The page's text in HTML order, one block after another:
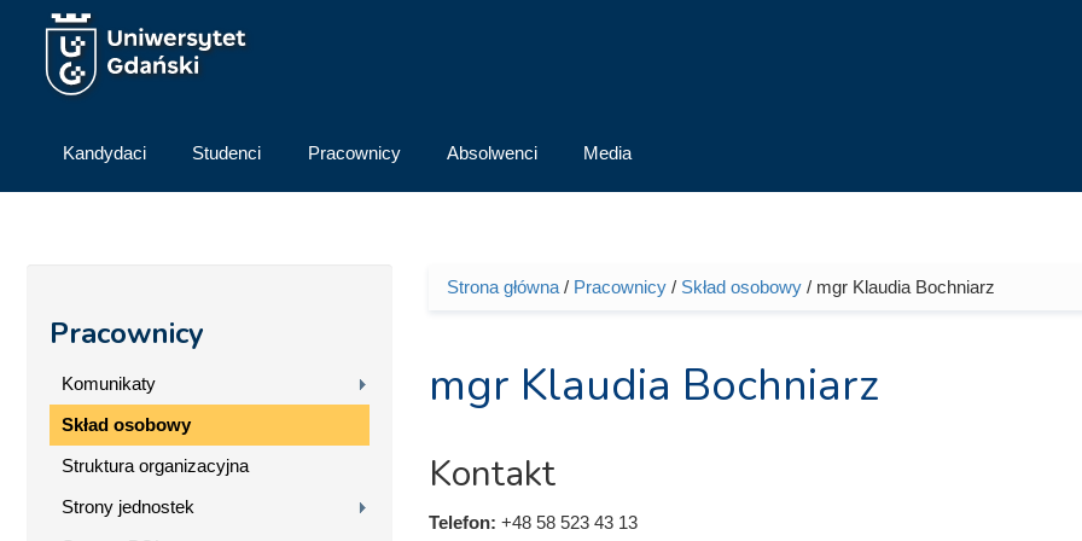
Przejdź do treści
Kandydaci Studenci Pracownicy Absolwenci Media
Pracownicy
Komunikaty
Skład osobowy
Struktura organizacyjna
Strony jednostek
Jesteś tutaj
Strona główna/ Pracownicy/ Skład osobowy/ mgr Klaudia Bochniarz
mgr Klaudia Bochniarz
Kontakt
Telefon: +48 58 523 43 13